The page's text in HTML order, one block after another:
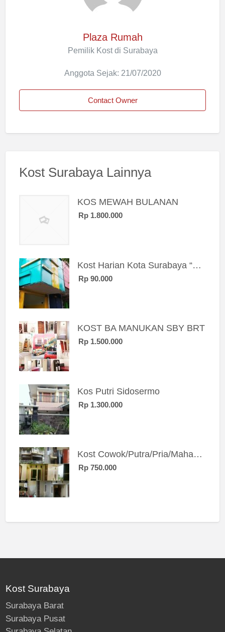
Plaza Rumah
Pemilik Kost di Surabaya
Anggota Sejak: 21/07/2020
Contact Owner
Kost Surabaya Lainnya
KOS MEWAH BULANAN
Rp 1.800.000
Kost Harian Kota Surabaya “Sierra Kost”
Rp 90.000
KOST BA MANUKAN SBY BRT
Rp 1.500.000
Kos Putri Sidosermo
Rp 1.300.000
Kost Cowok/Putra/Pria/Mahasiswa/Karyawan SIngle eksklusif bangunan baru
Rp 750.000
Kost Surabaya
Surabaya Barat
Surabaya Pusat